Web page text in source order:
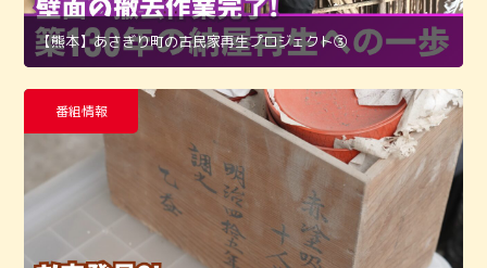
【熊本】あさぎり町の古民家再生プロジェクト➂
番組情報